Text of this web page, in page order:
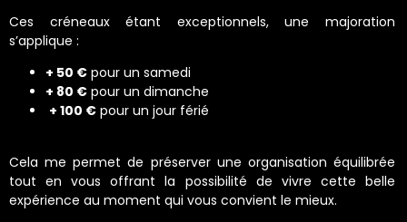
Ces créneaux étant exceptionnels, une majoration
s’applique :
+ 50 € pour un samedi
+ 80 € pour un dimanche
+ 100 € pour un jour férié
Cela me permet de préserver une organisation équilibrée
tout en vous offrant la possibilité de vivre cette belle
expérience au moment qui vous convient le mieux.